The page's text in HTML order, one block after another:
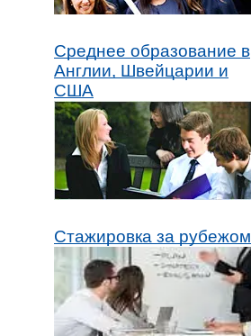
Среднее образование в
Англии, Швейцарии и
США
Стажировка за рубежом